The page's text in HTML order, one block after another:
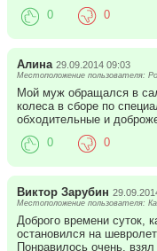
0 0
Алина 29.09.2014 09:03
Местоположение пользователя:
Мой муж обращался в
колеса в сборе по
обходительные и
0 0
Виктор Зарубин
Местоположение пользователя:
Доброго времени суток,
остановился на
Понравилось очень,